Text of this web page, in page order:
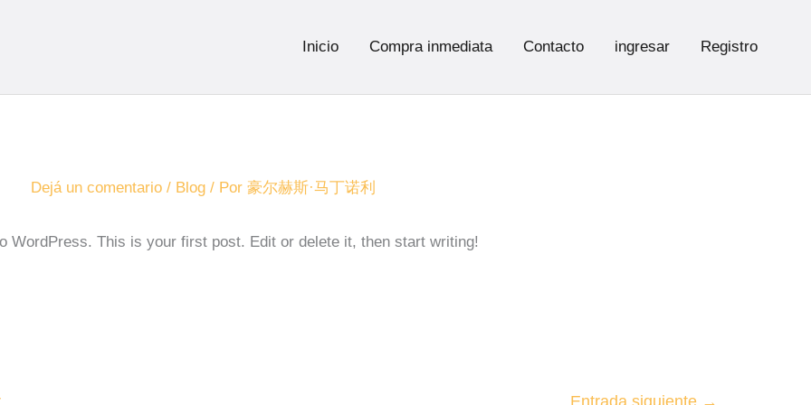
Inicio Compra inmediata Contacto ingresar Registro
Dejá un comentario / Blog/ Por 豪尔赫斯·马丁诺利
WordPress. This is your first post. Edit or delete it, then start writing!
Entrada siguiente →